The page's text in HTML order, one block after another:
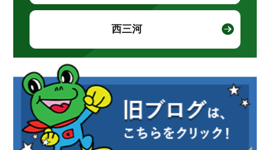
西三河